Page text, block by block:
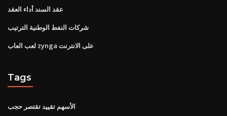
عقد السند أداء العقد
شركات النفط الوطنية الترتيب
لعب العاب zynga على الانترنت
Tags
الأسهم تقييد تقتصر حجب